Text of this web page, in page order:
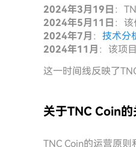
2024年3月19日 ：
2024年5月11日 ：
2024年7月 ： 技术分
2024年11月 ：该项
这一时间线反映了
关于TNC Coin的
TNC Coin的运营原则